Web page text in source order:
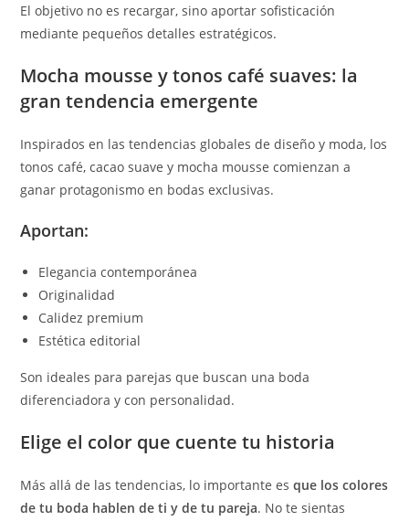
El objetivo no es recargar, sino aportar sofisticación
mediante pequeños detalles estratégicos.
Mocha mousse y tonos café suaves: la
gran tendencia emergente
Inspirados en las tendencias globales de diseño y moda, los
tonos café, cacao suave y mocha mousse comienzan a
ganar protagonismo en bodas exclusivas.
Aportan:
Elegancia contemporánea
Originalidad
Calidez premium
Estética editorial
Son ideales para parejas que buscan una boda
diferenciadora y con personalidad.
Elige el color que cuente tu historia
Más allá de las tendencias, lo importante esque los colores
de tu boda hablen de ti y de tu pareja. No te sientas